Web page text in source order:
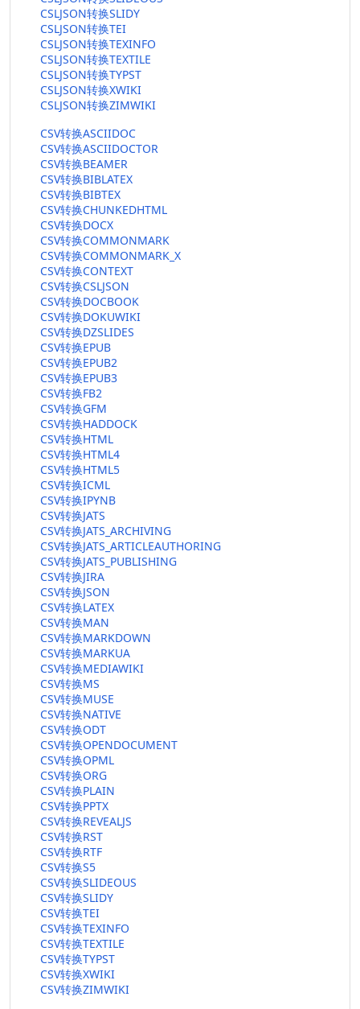
CSLJSON转换SLIDY
CSLJSON转换TEI
CSLJSON转换TEXINFO
CSLJSON转换TEXTILE
CSLJSON转换TYPST
CSLJSON转换XWIKI
CSLJSON转换ZIMWIKI
CSV转换ASCIIDOC
CSV转换ASCIIDOCTOR
CSV转换BEAMER
CSV转换BIBLATEX
CSV转换BIBTEX
CSV转换CHUNKEDHTML
CSV转换DOCX
CSV转换COMMONMARK
CSV转换COMMONMARK_X
CSV转换CONTEXT
CSV转换CSLJSON
CSV转换DOCBOOK
CSV转换DOKUWIKI
CSV转换DZSLIDES
CSV转换EPUB
CSV转换EPUB2
CSV转换EPUB3
CSV转换FB2
CSV转换GFM
CSV转换HADDOCK
CSV转换HTML
CSV转换HTML4
CSV转换HTML5
CSV转换ICML
CSV转换IPYNB
CSV转换JATS
CSV转换JATS_ARCHIVING
CSV转换JATS_ARTICLEAUTHORING
CSV转换JATS_PUBLISHING
CSV转换JIRA
CSV转换JSON
CSV转换LATEX
CSV转换MAN
CSV转换MARKDOWN
CSV转换MARKUA
CSV转换MEDIAWIKI
CSV转换MS
CSV转换MUSE
CSV转换NATIVE
CSV转换ODT
CSV转换OPENDOCUMENT
CSV转换OPML
CSV转换ORG
CSV转换PLAIN
CSV转换PPTX
CSV转换REVEALJS
CSV转换RST
CSV转换RTF
CSV转换S5
CSV转换SLIDEOUS
CSV转换SLIDY
CSV转换TEI
CSV转换TEXINFO
CSV转换TEXTILE
CSV转换TYPST
CSV转换XWIKI
CSV转换ZIMWIKI